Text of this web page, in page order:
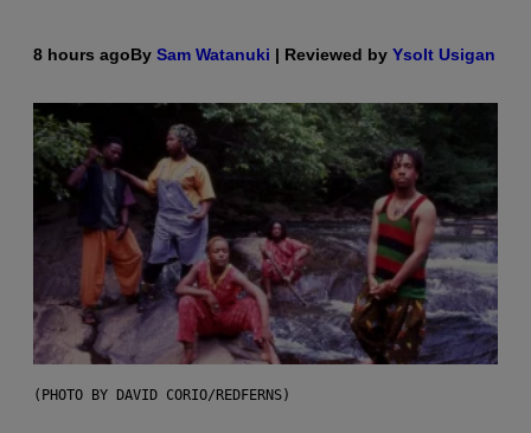
8 hours agoBy Sam Watanuki | Reviewed by Ysolt Usigan
(PHOTO BY DAVID CORIO/REDFERNS)